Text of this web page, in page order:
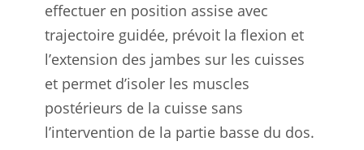
effectuer en position assise avec
trajectoire guidée, prévoit la flexion et
l’extension des jambes sur les cuisses
et permet d’isoler les muscles
postérieurs de la cuisse sans
l’intervention de la partie basse du dos.